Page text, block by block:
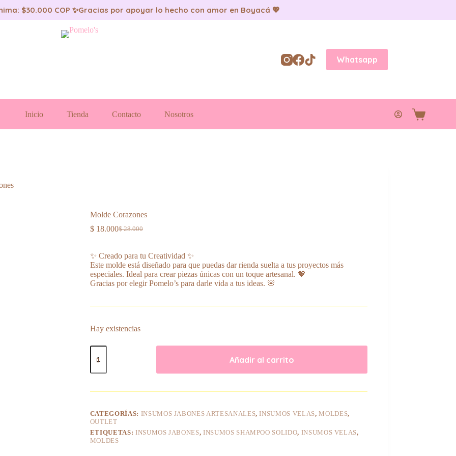
$30.000 COP ✨Gracias por apoyar lo hecho con amor en Boyacá 💖
Whatsapp
Inicio Tienda Contacto Nosotros
Carro
Molde Corazones
$28.000
El
original
era:
$ 28.000.
$18.000El
actual
es:
$ 18.000.
✨ Creado para tu Creatividad ✨
Este molde está diseñado para que puedas dar rienda suelta a tus proyectos más
especiales. Ideal para crear piezas únicas con un toque artesanal. 💖
Gracias por elegir Pomelo’s para darle vida a tus ideas. 🌸
Hay existencias
Molde
Corazones
Añadir al carrito
CATEGORÍAS: INSUMOS JABONES ARTESANALES,INSUMOS VELAS,MOLDES,
OUTLET
ETIQUETAS: INSUMOS JABONES,INSUMOS SHAMPOO SOLIDO, INSUMOS VELAS,
MOLDES